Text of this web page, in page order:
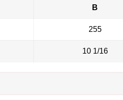
B
255
10 1/16